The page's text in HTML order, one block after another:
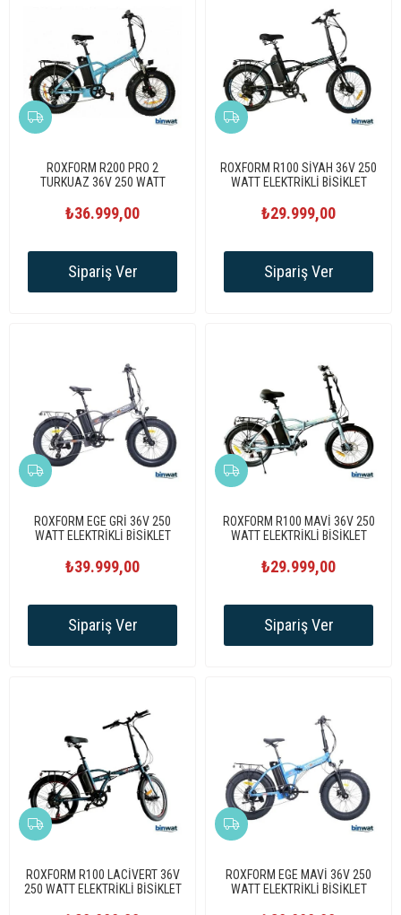
ROXFORM R200 PRO 2
TURKUAZ 36V 250 WATT
₺36.999,00
Sipariş Ver
ROXFORM R100 SİYAH 36V 250
WATT ELEKTRİKLİ BİSİKLET
₺29.999,00
Sipariş Ver
ROXFORM EGE GRİ 36V 250
WATT ELEKTRİKLİ BİSİKLET
₺39.999,00
Sipariş Ver
ROXFORM R100 MAVİ 36V 250
WATT ELEKTRİKLİ BİSİKLET
₺29.999,00
Sipariş Ver
ROXFORM R100 LACİVERT 36V
250 WATT ELEKTRİKLİ BİSİKLET
ROXFORM EGE MAVİ 36V 250
WATT ELEKTRİKLİ BİSİKLET